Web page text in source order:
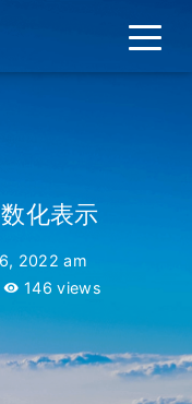
化表示
2022 am
146 views